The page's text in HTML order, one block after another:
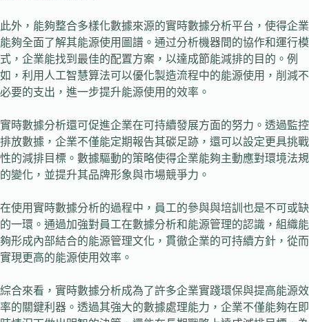
此外，能夠整合多樣化數據來源的實時數據分析平台，使得企業
能夠全面了解其能源使用圖譜。通过分析機器間的協作和運行模
式，企業能找到最佳的配置方案，以達成節能減排的目的。例
如，利用人工智慧算法可以優化製造流程中的能源使用，削減不
必要的支出，進一步提升能源使用的效率。
實時數據分析還可促進企業在可持續發展方面的努力。透過監控
排放數據，企業不僅能定期報告其碳足跡，還可以設定更具挑戰
性的減排目標。數據驅動的策略使得企業能夠主動應對環境法規
的變化，並提升其品牌形象與市場競爭力。
在使用實時數據分析的過程中，員工的參與與培訓也是不可或缺
的一環。通過加強對員工在數據分析和能源管理的認識，組織能
夠形成內部結合的能源管理文化，貫徹企業的可持續方針，從而
實現更高的能源使用效率。
綜合來看，實時數據分析成為了許多企業實踐環保與提高能源效
率的關鍵利器。透過其強大的數據處理能力，企業不僅能夠在即